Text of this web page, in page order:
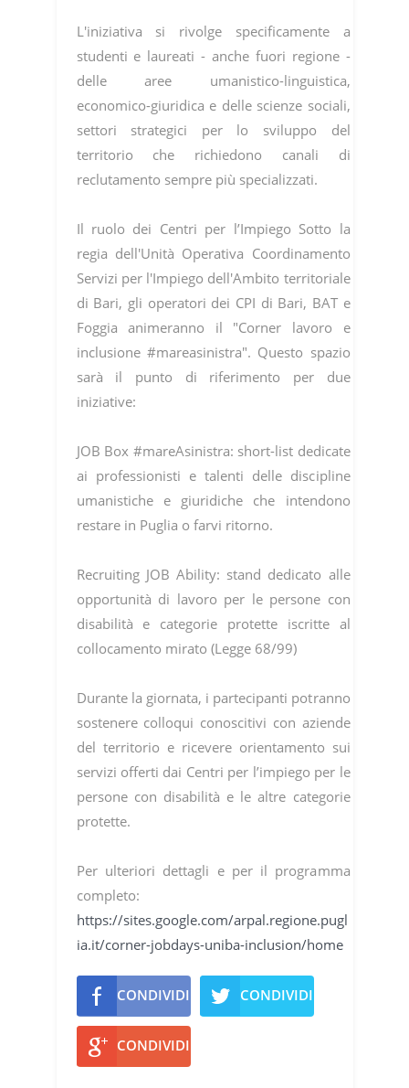
L'iniziativa si rivolge specificamente a
studenti e laureati - anche fuori regione -
delle aree umanistico-linguistica,
economico-giuridica e delle scienze sociali,
settori strategici per lo sviluppo del
territorio che richiedono canali di
reclutamento sempre più specializzati.
Il ruolo dei Centri per l’Impiego Sotto la
regia dell'Unità Operativa Coordinamento
Servizi per l'Impiego dell'Ambito territoriale
di Bari, gli operatori dei CPI di Bari, BAT e
Foggia animeranno il "Corner lavoro e
inclusione #mareasinistra". Questo spazio
sarà il punto di riferimento per due
iniziative:
JOB Box #mareAsinistra: short-list dedicate
ai professionisti e talenti delle discipline
umanistiche e giuridiche che intendono
restare in Puglia o farvi ritorno.
Recruiting JOB Ability: stand dedicato alle
opportunità di lavoro per le persone con
disabilità e categorie protette iscritte al
collocamento mirato (Legge 68/99)
Durante la giornata, i partecipanti potranno
sostenere colloqui conoscitivi con aziende
del territorio e ricevere orientamento sui
servizi offerti dai Centri per l’impiego per le
persone con disabilità e le altre categorie
protette.
Per ulteriori dettagli e per il programma
completo:
https://sites.google.com/arpal.regione.pugl
ia.it/corner-jobdays-uniba-inclusion/home
CONDIVIDI CONDIVIDI
CONDIVIDI